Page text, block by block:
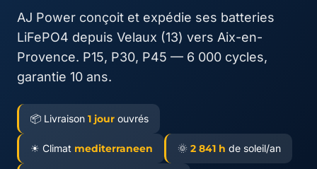
AJ Power conçoit et expédie ses batteries
LiFePO4 depuis Velaux (13) vers Aix-en-
Provence. P15, P30, P45 — 6 000 cycles,
garantie 10 ans.
📦 Livraison 1 jour ouvrés
☀ Climat mediterraneen 🌞 2 841 h de soleil/an